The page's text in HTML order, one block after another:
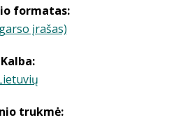
formatas:
įrašas)
Kalba:
trukmė: